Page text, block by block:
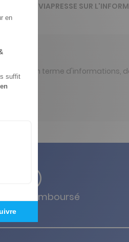
en terme d'informations,
L'AVIS DE VIAPRESSE SUR
ou remboursé